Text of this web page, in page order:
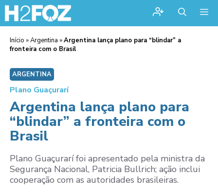
Início »Argentina »Argentina lança plano para “blindar” a
fronteira com o Brasil
ARGENTINA
Plano Guaçurarí
Argentina lança plano para
“blindar” a fronteira com o
Brasil
Plano Guaçurarí foi apresentado pela ministra da
Segurança Nacional, Patricia Bullrich; ação inclui
cooperação com as autoridades brasileiras.